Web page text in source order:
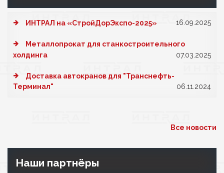
ИНТРАЛ на «СтройДорЭкспо-2025» 16.09.2025
Металлопрокат для станкостроительного
холдинга
07.03.2025
Доставка автокранов для "Транснефть-
Терминал"
06.11.2024
Все новости
Наши партнёры